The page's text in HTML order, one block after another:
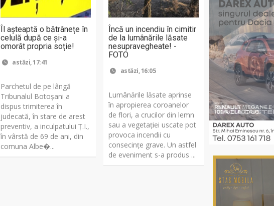
Îl așteaptă o bătrânețe în
celulă după ce și-a
omorât propria soție!
astăzi, 17:41
Parchetul de pe lângă
Tribunalul Botoşani a
dispus trimiterea în
judecată, în stare de arest
preventiv, a inculpatului Ț.I.,
în vârstă de 69 de ani, din
comuna Albe�...
Încă un incendiu în cimitir
de la lumânările lăsate
nesupravegheate! -
FOTO
astăzi, 16:05
Lumânările lăsate aprinse
în apropierea coroanelor
de flori, a crucilor din lemn
sau a vegetației uscate pot
provoca incendii cu
consecințe grave. Un astfel
de eveniment s-a produs ...